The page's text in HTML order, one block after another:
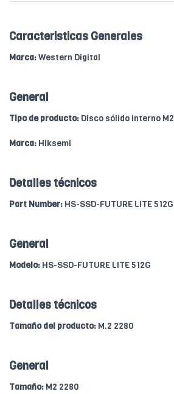
Caracteristicas Generales
Marca:Western Digital
General
Tipo de producto: Disco sólido interno M2
Marca: Hiksemi
Detalles técnicos
Part Number: HS-SSD-FUTURE LITE 512G
General
Modelo: HS-SSD-FUTURE LITE 512G
Detalles técnicos
Tamaño del producto: M.2 2280
General
Tamaño: M2 2280